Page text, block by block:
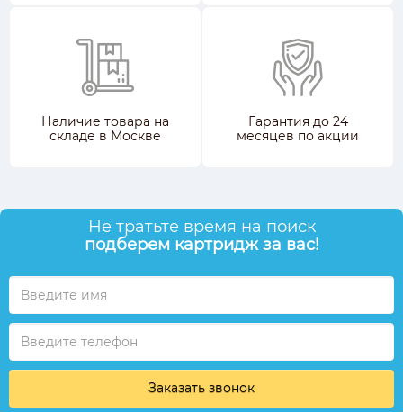
Наличие товара на
складе в Москве
Гарантия до 24
месяцев по акции
Не тратьте время на поиск
подберем картридж за вас!
Заказать звонок